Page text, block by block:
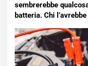
sembrerebbe
batteria. Chi